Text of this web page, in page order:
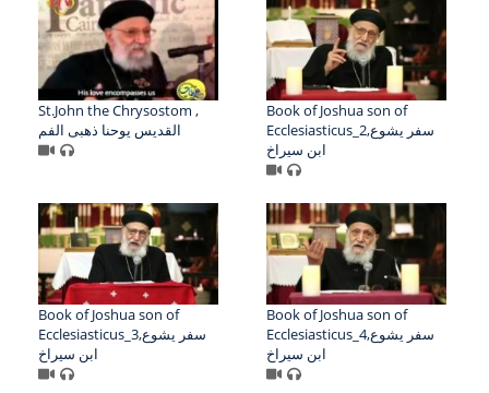
St.John the Chrysostom ,
القديس يوحنا ذهبى الفم
Book of Joshua son of
Ecclesiasticus_2,سفر يشوع
ابن سيراخ
Book of Joshua son of
Ecclesiasticus_3,سفر يشوع
ابن سيراخ
Book of Joshua son of
Ecclesiasticus_4,سفر يشوع
ابن سيراخ